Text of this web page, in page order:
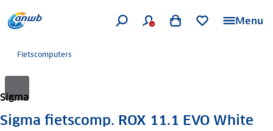
Menu
Fietscomputers
Sigma
Sigma fietscomp. ROX 11.1 EVO White